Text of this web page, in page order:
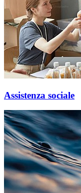
Assistenza sociale